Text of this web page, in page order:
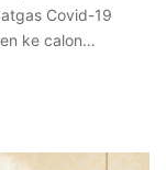
Covid-19
ke calon…